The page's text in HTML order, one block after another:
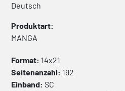
Deutsch
Produktart:
MANGA
Format: 14x21
Seitenanzahl: 192
Einband: SC